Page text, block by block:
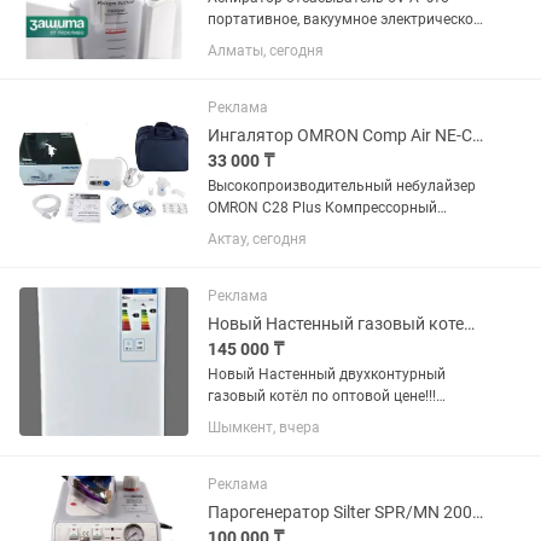
портативное, вакуумное электрическое
медицинское устройство,
предназначенное для удаления
тканей из операционных ран и
полостей во...
Алматы, сегодня
Реклама
Ингалятор OMRON Comp Air NE-C28 Plus (NE-C28P-RU)
33 000 ₸
Высокопроизводительный небулайзер
OMRON C28 Plus Компрессорный
небулайзер Omron Comp Air NE-C28
Plus является обновленной версией
Comp Air NE-C28. Корпус прибора...
Актау, сегодня
Реклама
Новый Настенный газовый котел РоссTherm на 140 квадратов
145 000 ₸
Новый Настенный двухконтурный
газовый котёл по оптовой цене!!!
Общие характеристики Код товара:
152150983 Тип отопительного котла
классический Горелка газовая
Количество...
Шымкент, вчера
Реклама
Парогенератор Silter SPR/MN 2002 синий